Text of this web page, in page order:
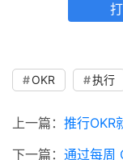
OKR 执行
上一篇： 推行OKR
下一篇： 通过每周